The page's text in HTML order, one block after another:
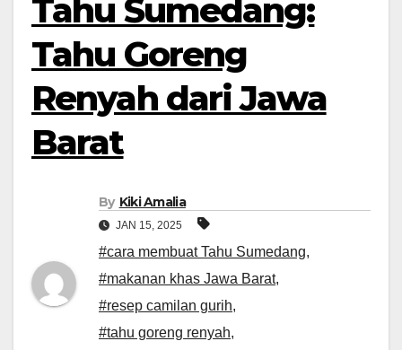
Tahu Sumedang:
Tahu Goreng
Renyah dari Jawa
Barat
By Kiki Amalia
JAN 15, 2025
#cara membuat Tahu Sumedang,
#makanan khas Jawa Barat,
#resep camilan gurih,
#tahu goreng renyah,